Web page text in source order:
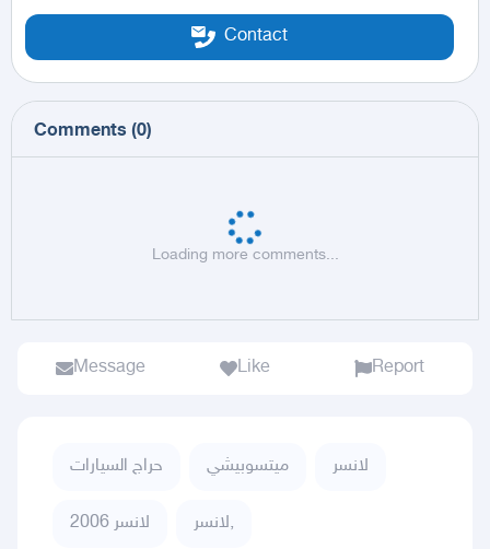
Contact
Comments (0)
Loading more comments...
Message Like Report
حراج السيارات ميتسوبيشي لانسر
لانسر 2006 لانسر,